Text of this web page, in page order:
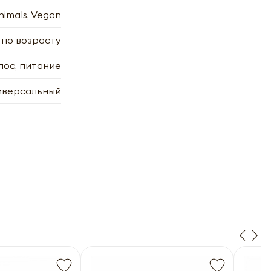
Vegan
возрасту
питание
|